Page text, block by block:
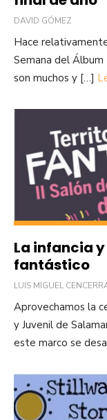
DAVID GÓMEZ
Hace
Semana del
son muchos y […]
La infancia
fantástico
LUIS MIGUEL
Aprovechamos la
y Juvenil de
este marco se